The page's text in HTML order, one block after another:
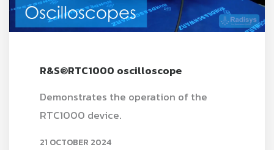
R&S®RTC1000 oscilloscope
Demonstrates the operation of the
RTC1000 device.
21 OCTOBER 2024